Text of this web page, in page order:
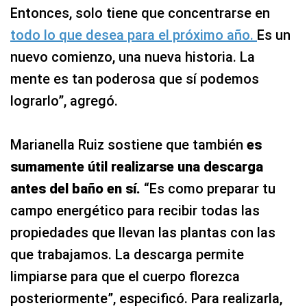
Entonces, solo tiene que concentrarse en
todo lo que desea para el próximo año. Es un
nuevo comienzo, una nueva historia. La
mente es tan poderosa que sí podemos
lograrlo”, agregó.
Marianella Ruiz sostiene que también es
sumamente útil realizarse una descarga
antes del baño en sí. “Es como preparar tu
campo energético para recibir todas las
propiedades que llevan las plantas con las
que trabajamos. La descarga permite
limpiarse para que el cuerpo florezca
posteriormente”, especificó. Para realizarla,